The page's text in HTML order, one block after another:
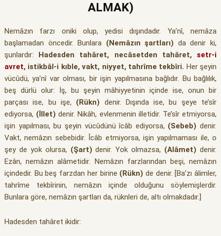
ALMAK)
Nemâzın farzı oniki olup, yedisi dışındadır. Ya’nî, nemâza
başlamadan öncedir. Bunlara (Nemâzın şartları) da denir ki,
şunlardır:
Hadesden tahâret, necâsetden tahâret,setr-i
avret, istikbâl-i kıble, vakt, niyyet, tahrîme tekbîri. Her şeyin
vücûdü, ya’nî var olması, bir işin yapılmasına bağlıdır. Bu bağlılık,
beş dürlü olur: İş, bu şeyin mâhiyyetinin içinde ise, onun bir
parçası ise, bu işe, (Rükn) denir. Dışında ise, bu şeye te’sîr
ediyorsa, (İllet) denir. Nikâh, evlenmenin illetidir. Te’sîr etmiyorsa,
işin yapılması, bu şeyin vücûdünü îcâb ediyorsa, (Sebeb) denir.
Vakt, nemâzın sebebidir. Îcâb etmiyorsa, işin yapılmaması ile, o
şey de yok olursa, (Şart) denir. Yok olmazsa, (Alâmet) denir.
Ezân, nemâzın alâmetidir. Nemâzın farzlarından beşi, nemâzın
içindedir. Bu beş farzdan her birine (Rükn) de denir. [Ba’zı âlimler,
tahrîme tekbîrinin, nemâzın içinde olduğunu söylemişlerdir.
Bunlara göre, nemâzın şartları da, rüknleri de, altı olmakdadır.]
Hadesden tahâret ikidir: